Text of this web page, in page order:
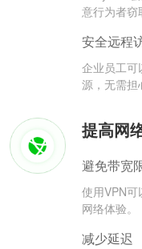
意行为者窃
安全远程
企业员工可
源，无需担
提高网
避免带宽
使用VPN
网络体验。
减少延迟